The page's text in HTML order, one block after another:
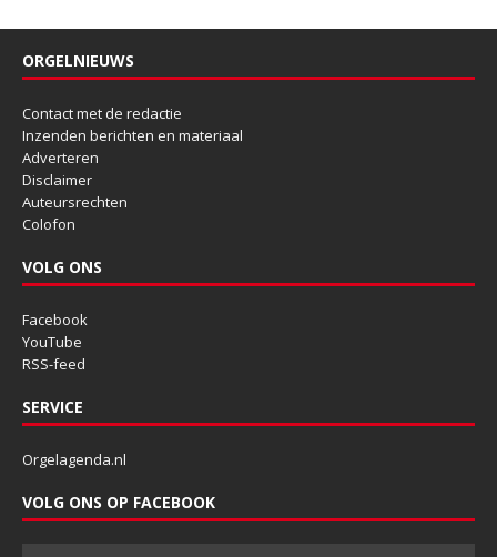
ORGELNIEUWS
Contact met de redactie
Inzenden berichten en materiaal
Adverteren
Disclaimer
Auteursrechten
Colofon
VOLG ONS
Facebook
YouTube
RSS-feed
SERVICE
Orgelagenda.nl
VOLG ONS OP FACEBOOK